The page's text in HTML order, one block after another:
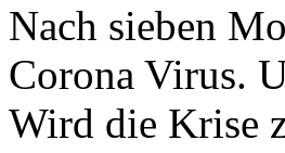
Nach sieben
Corona Virus.
Wird die Krise